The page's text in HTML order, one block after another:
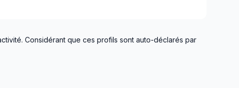
à Notre Dame de Grâce)
Considérant que ces profils sont auto-déclarés par